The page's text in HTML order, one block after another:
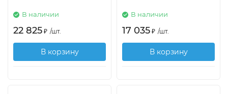
В наличии
22 825 ₽ /шт.
В корзину
В наличии
17 035 ₽ /шт.
В корзину